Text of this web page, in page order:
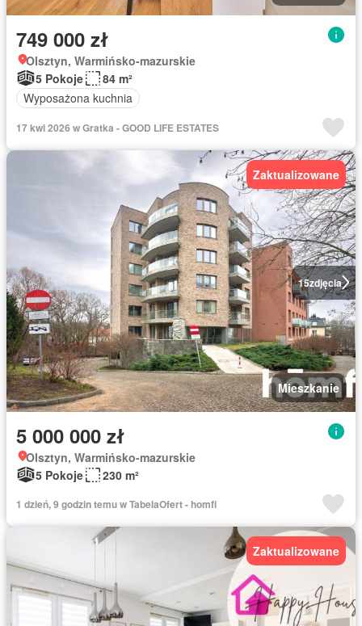
749 000 zł
Olsztyn, Warmińsko-mazurskie
5 Pokoje
84 m²
Wyposażona kuchnia
17 kwi 2026 w Gratka - GOOD LIFE ESTATES
15zdjęcia
Zaktualizowane
Mieszkanie
5 000 000 zł
Olsztyn, Warmińsko-mazurskie
5 Pokoje
230 m²
1 dzień, 9 godzin temu w TabelaOfert - homfi
Zaktualizowane